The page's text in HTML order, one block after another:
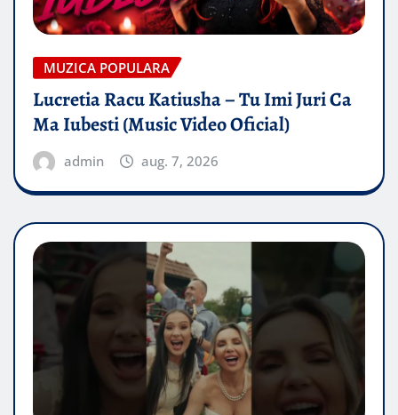
MUZICA POPULARA
Lucretia Racu Katiusha – Tu Imi Juri Ca
Ma Iubesti (Music Video Oficial)
admin aug. 7, 2026